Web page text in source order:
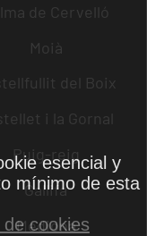
de Cervelló
Moià
del Boix
i la Gornal
Puig-reig
Gallifa
Mediona
esencial y
mínimo de esta
cookies